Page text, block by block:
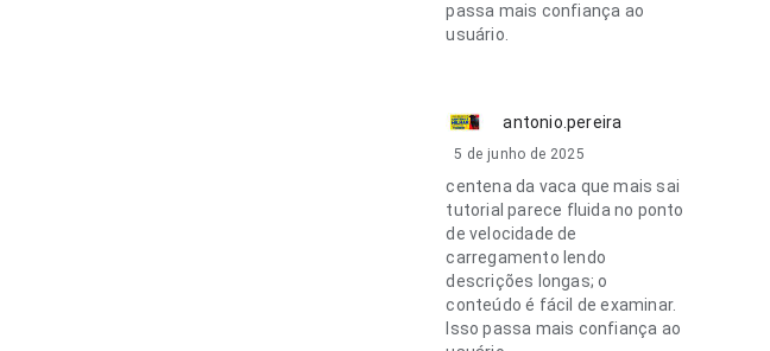
passa mais confiança ao
usuário.
antonio.pereira
5 de junho de 2025
centena da vaca que mais sai
tutorial parece fluida no ponto
de velocidade de
carregamento lendo
descrições longas; o
conteúdo é fácil de examinar.
Isso passa mais confiança ao